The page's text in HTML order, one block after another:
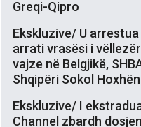
Greqi-Qipro
Ekskluzive/ U
arrati vrasësi i
vajze në Belgjikë,
Shqipëri Sokol Hoxhën
Ekskluzive/ I
Channel zbardh